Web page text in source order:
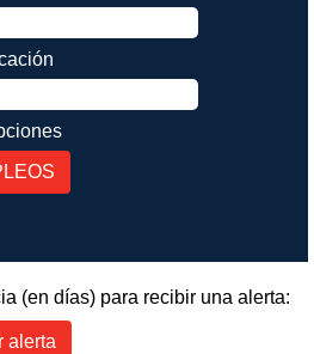
(en días) para recibir una alerta:
alerta